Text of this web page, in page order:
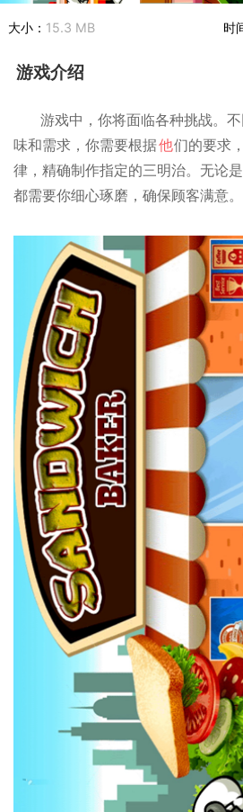
大小： 15.3 MB 时
游戏介绍
游戏中，你将面临各种挑战。
味和需求，你需要根据他们的要求
律，精确制作指定的三明治。无论
都需要你细心琢磨，确保顾客满意。